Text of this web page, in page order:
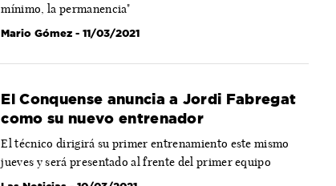
mínimo, la permanencia"
Mario Gómez - 11/03/2021
El Conquense anuncia a Jordi Fabregat
como su nuevo entrenador
El técnico dirigirá su primer entrenamiento este mismo
jueves y será presentado al frente del primer equipo